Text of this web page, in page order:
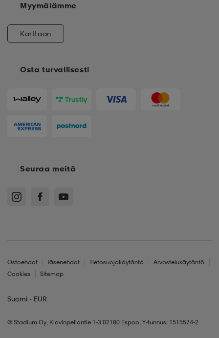
Osta turvallisesti
Myymälämme
Karttaan
Seuraa meitä
Ostoehdot Jäsenehdot Tietosuojakäytäntö
Arvostelukäytäntö
Cookies
Sitemap
Suomi - EUR
© Stadium Oy, Klovinpellontie 1-3 02180 Espoo, Y-tunnus: 1515574-2